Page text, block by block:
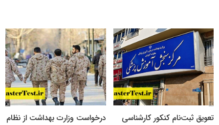
تعویق ثبت‌نام کنکور کارشناسی
درخواست وزارت بهداشت از نظام